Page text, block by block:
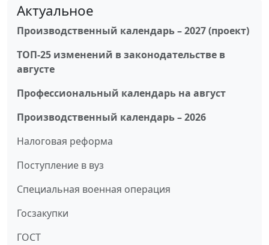
Актуальное
Производственный календарь – 2027 (проект)
ТОП-25 изменений в законодательстве в
августе
Профессиональный календарь на август
Производственный календарь – 2026
Налоговая реформа
Поступление в вуз
Специальная военная операция
Госзакупки
ГОСТ